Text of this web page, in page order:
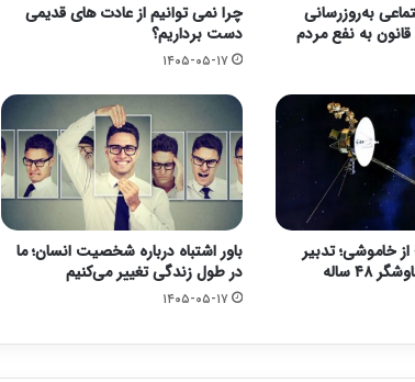
به‌روزرسانی
به نفع مردم
چرا نمی توانیم از عادت های قدیمی
دست برداریم؟
۱۴۰۵-۰۵-۱۷
«وویجر ۲» از خاموشی؛ تدبیر
۴۸ ساله
باور اشتباه درباره شخصیت انسان؛ ما
در طول زندگی تغییر می‌کنیم
۱۴۰۵-۰۵-۱۷